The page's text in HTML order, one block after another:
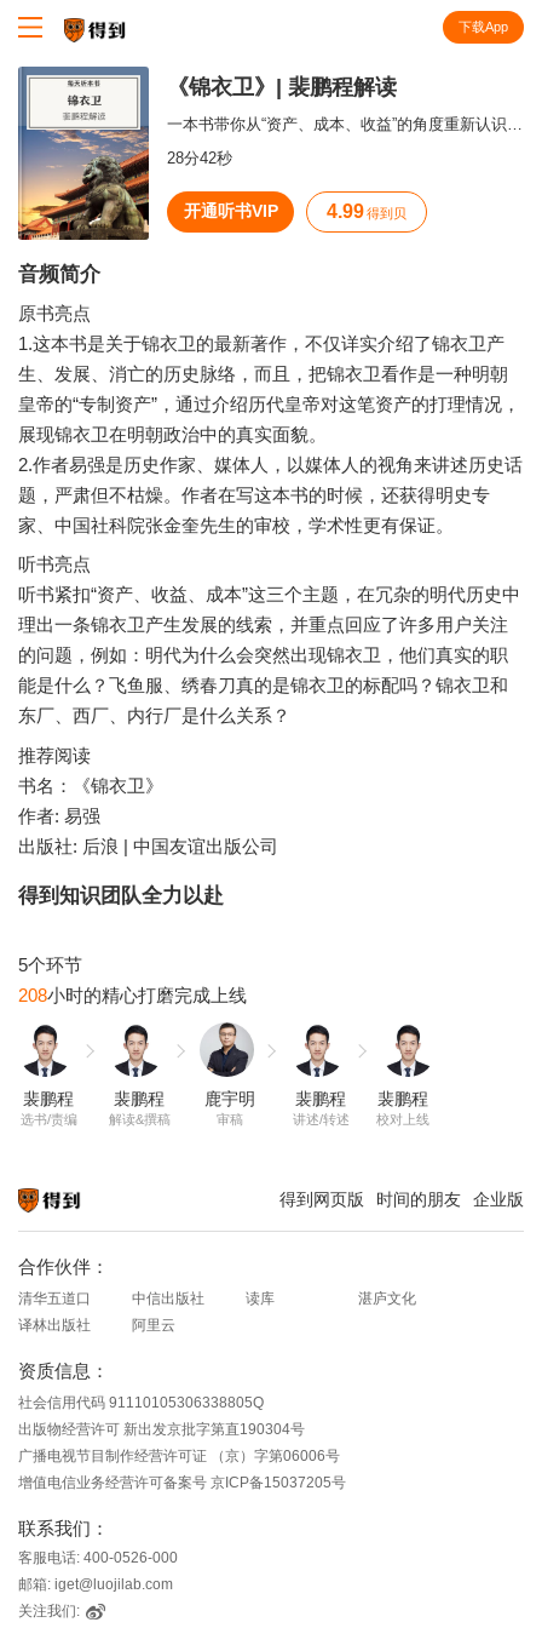
下载App
《锦衣卫》| 裴鹏程解读
一本书带你从“资产、成本、收益”的角度重新认识锦衣卫。
28分42秒
开通听书VIP 4.99 得到贝
音频简介
原书亮点
1.这本书是关于锦衣卫的最新著作，不仅详实介绍了锦衣卫产
生、发展、消亡的历史脉络，而且，把锦衣卫看作是一种明朝
皇帝的“专制资产”，通过介绍历代皇帝对这笔资产的打理情况，
展现锦衣卫在明朝政治中的真实面貌。
2.作者易强是历史作家、媒体人，以媒体人的视角来讲述历史话
题，严肃但不枯燥。作者在写这本书的时候，还获得明史专
听书亮点
听书紧扣“资产、收益、成本”这三个主题，在冗杂的明代历史中
理出一条锦衣卫产生发展的线索，并重点回应了许多用户关注
的问题，例如：明代为什么会突然出现锦衣卫，他们真实的职
能是什么？飞鱼服、绣春刀真的是锦衣卫的标配吗？锦衣卫和
推荐阅读
书名：《锦衣卫》
作者: 易强
出版社: 后浪 | 中国友谊出版公司
得到知识团队全力以赴
208
裴鹏程
选书/责编
裴鹏程
解读&撰稿
鹿宇明
审稿
裴鹏程
讲述/转述
裴鹏程
校对上线
得到网页版 时间的朋友 企业版
合作伙伴：
清华五道口 中信出版社 读库
湛庐文化
译林出版社
阿里云
资质信息：
社会信用代码 91110105306338805Q
出版物经营许可 新出发京批字第直190304号
广播电视节目制作经营许可证 （京）字第06006号
增值电信业务经营许可备案号 京ICP备15037205号
联系我们：
客服电话: 400-0526-000
邮箱: iget@luojilab.com
关注我们: